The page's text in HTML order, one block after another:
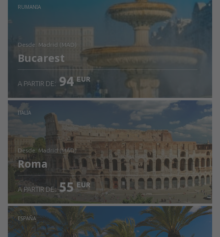
RUMANIA
desde: Madrid (MAD)
Bucarest
Revisa los detalles
A PARTIR DE: 94 EUR
ITALIA
desde: Madrid (MAD)
Roma
Revisa los detalles
A PARTIR DE: 55 EUR
ESPAÑA